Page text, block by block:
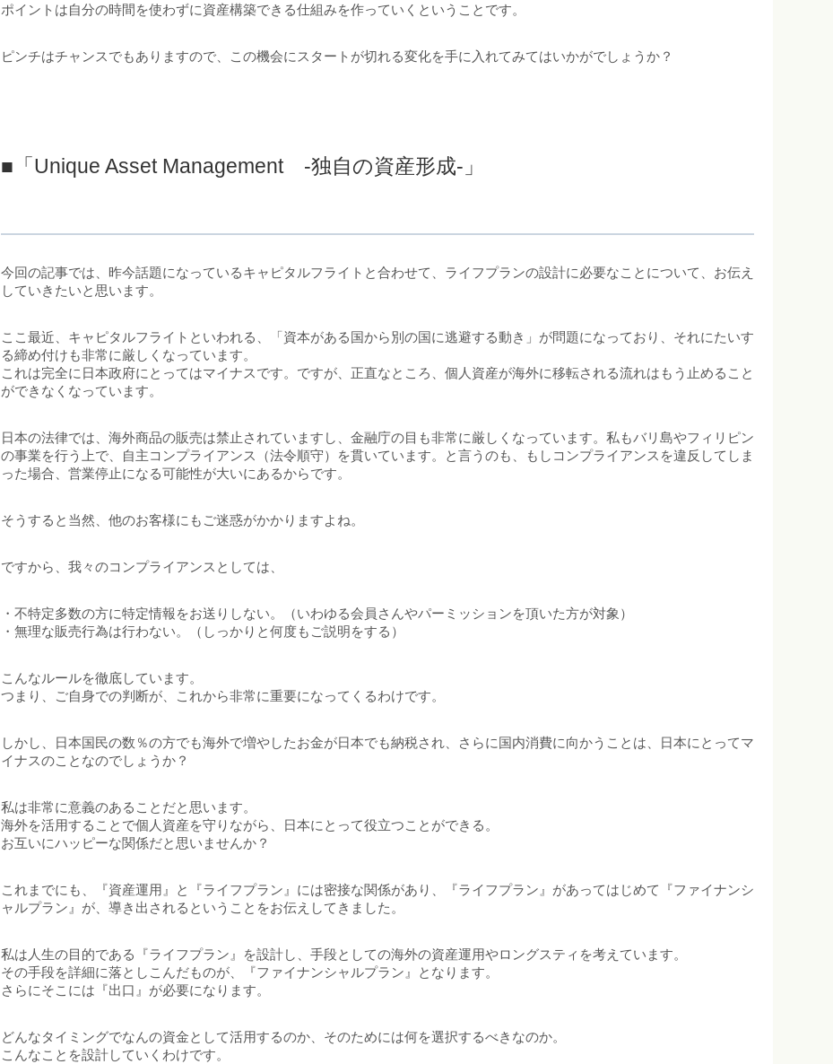
ポイントは自分の時間を使わずに資産構築できる仕組みを作っていくということです。
ピンチはチャンスでもありますので、この機会にスタートが切れる変化を手に入れてみてはいかがでしょうか？
■「Unique Asset Management -独自の資産形成-」
今回の記事では、昨今話題になっているキャピタルフライトと合わせて、ライフプランの設計に必要なことについて、お伝え
していきたいと思います。
ここ最近、キャピタルフライトといわれる、「資本がある国から別の国に逃避する動き」が問題になっており、それにたいす
る締め付けも非常に厳しくなっています。
これは完全に日本政府にとってはマイナスです。ですが、正直なところ、個人資産が海外に移転される流れはもう止めること
ができなくなっています。
日本の法律では、海外商品の販売は禁止されていますし、金融庁の目も非常に厳しくなっています。私もバリ島やフィリピン
の事業を行う上で、自主コンプライアンス（法令順守）を貫いています。と言うのも、もしコンプライアンスを違反してしま
った場合、営業停止になる可能性が大いにあるからです。
そうすると当然、他のお客様にもご迷惑がかかりますよね。
ですから、我々のコンプライアンスとしては、
・不特定多数の方に特定情報をお送りしない。（いわゆる会員さんやパーミッションを頂いた方が対象）
・無理な販売行為は行わない。（しっかりと何度もご説明をする）
こんなルールを徹底しています。
つまり、ご自身での判断が、これから非常に重要になってくるわけです。
しかし、日本国民の数％の方でも海外で増やしたお金が日本でも納税され、さらに国内消費に向かうことは、日本にとってマ
イナスのことなのでしょうか？
私は非常に意義のあることだと思います。
海外を活用することで個人資産を守りながら、日本にとって役立つことができる。
お互いにハッピーな関係だと思いませんか？
これまでにも、『資産運用』と『ライフプラン』には密接な関係があり、『ライフプラン』があってはじめて『ファイナンシ
ャルプラン』が、導き出されるということをお伝えしてきました。
私は人生の目的である『ライフプラン』を設計し、手段としての海外の資産運用やロングスティを考えています。
その手段を詳細に落としこんだものが、『ファイナンシャルプラン』となります。
さらにそこには『出口』が必要になります。
どんなタイミングでなんの資金として活用するのか、そのためには何を選択するべきなのか。
こんなことを設計していくわけです。